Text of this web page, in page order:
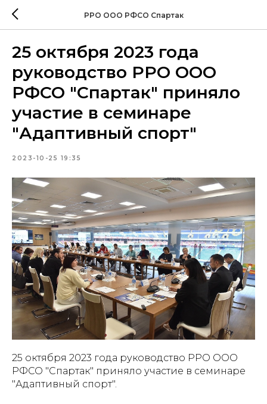
РРО ООО РФСО Спартак
25 октября 2023 года
руководство РРО ООО
РФСО "Спартак" приняло
участие в семинаре
"Адаптивный спорт"
2023-10-25 19:35
25 октября 2023 года руководство РРО ООО
РФСО "Спартак" приняло участие в семинаре
"Адаптивный спорт".